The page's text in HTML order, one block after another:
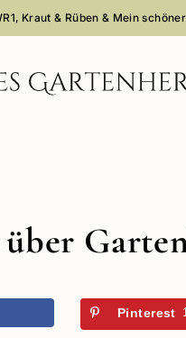
Kraut & Rüben & Mein
Pinterest